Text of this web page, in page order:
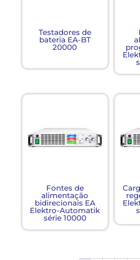
Testadores de
bateria EA-BT
20000
Fontes de
alimentação
bidirecionais EA
Elektro-Automatik
série 10000